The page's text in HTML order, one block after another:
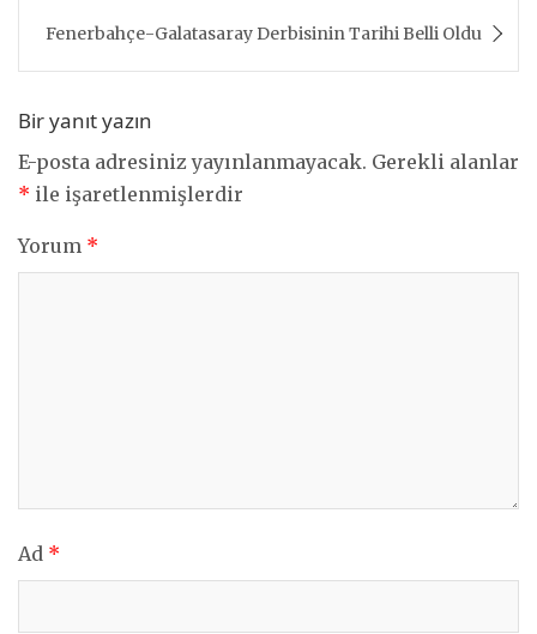
Fenerbahçe-Galatasaray Derbisinin Tarihi Belli Oldu
Bir yanıt yazın
E-posta adresiniz yayınlanmayacak. Gerekli alanlar
* ile işaretlenmişlerdir
Yorum *
Ad *